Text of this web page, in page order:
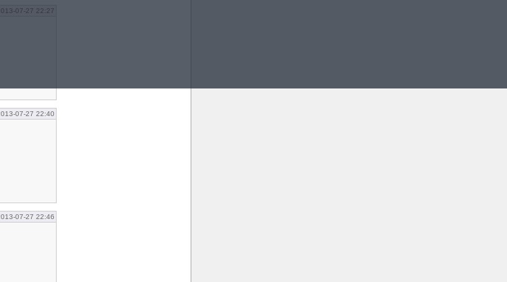
07-27 22:27
07-27 22:40
07-27 22:46